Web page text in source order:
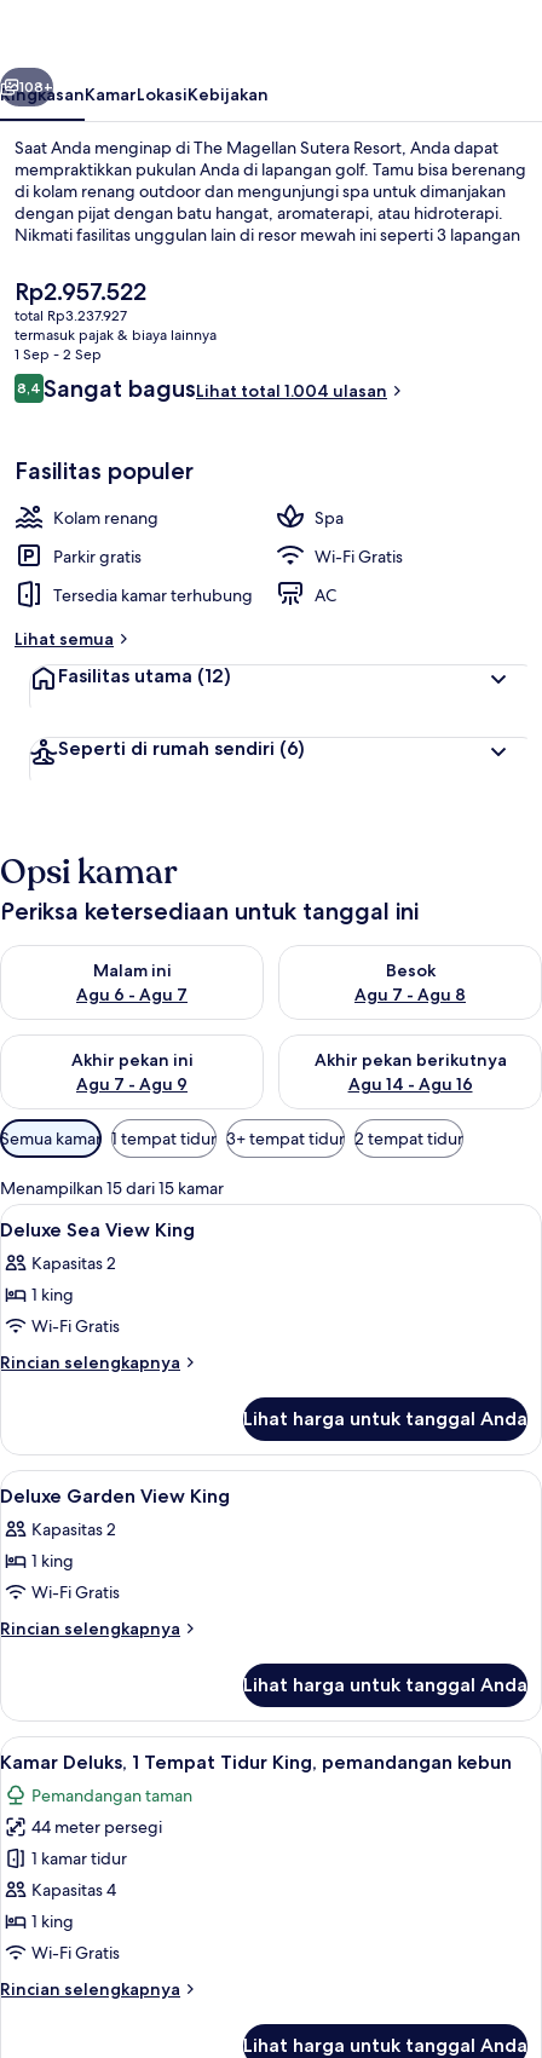
Berikutnya
108+
RingkasanKamarLokasiKebijakan
Saat Anda menginap di The Magellan Sutera Resort, Anda dapat
mempraktikkan pukulan Anda di lapangan golf. Tamu bisa berenang
di kolam renang outdoor dan mengunjungi spa untuk dimanjakan
dengan pijat dengan batu hangat, aromaterapi, atau hidroterapi.
Nikmati fasilitas unggulan lain di resor mewah ini seperti 3 lapangan
mengatakan hal baik tentang staf.
Harga
saat
ini
Rp2.957.522
Rp2.957.522
total Rp3.237.927
termasuk pajak & biaya lainnya
1 Sep - 2 Sep
Ulasan
8,48,4 dari 10
Sangat bagusLihat total 1.004 ulasan
Fasilitas populer
Kolam renang
Spa
Parkir gratis
Wi-Fi Gratis
Tersedia kamar terhubung
AC
Lihat semua
Fasilitas utama (12)
Seperti di rumah sendiri (6)
Opsi kamar
Periksa ketersediaan untuk tanggal ini
Malam ini
Agu 6 - Agu 7
Periksa ketersediaan untuk malam ini Agu 6 - Agu 7
Besok
Agu 7 - Agu 8
Periksa ketersediaan untuk
Akhir pekan ini
Agu 7 - Agu 9
Periksa ketersediaan untuk akhir pekan ini Agu 7 - Agu 9
Akhir pekan berikutnya
Agu 14 - Agu 16
Periksa ketersediaan untuk
Filter
tersedia
untuk
kamar
Semua kamar 1 tempat tidur 3+ tempat tidur 2 tempat tidur
Menampilkan 15 dari 15 kamar
Lihat
semua
foto
untuk
Deluxe
Sea
Minibar, brankas, meja kerja, dan
7
Deluxe Sea View King
Kapasitas 2
1 king
Wi-Fi Gratis
Rincian selengkapnya
Rincian
Deluxe
Sea
View
Lihat harga untuk tanggal Anda
Lihat
semua
foto
untuk
Deluxe
Garden
Minibar, brankas, meja kerja, dan
4
Deluxe Garden View King
Kapasitas 2
1 king
Wi-Fi Gratis
Rincian selengkapnya
Rincian
Deluxe
Garden
View
King
Lihat harga untuk tanggal Anda
Lihat
semua
foto
untuk
Kamar
Deluks,
1
Tempat
King,
Kamar Deluks, 1 Tempat Tidur
8
Kamar Deluks, 1 Tempat Tidur King, pemandangan kebun
Pemandangan taman
44 meter persegi
1 kamar tidur
Kapasitas 4
1 king
Wi-Fi Gratis
Rincian selengkapnya
Rincian
Lihat harga untuk tanggal Anda